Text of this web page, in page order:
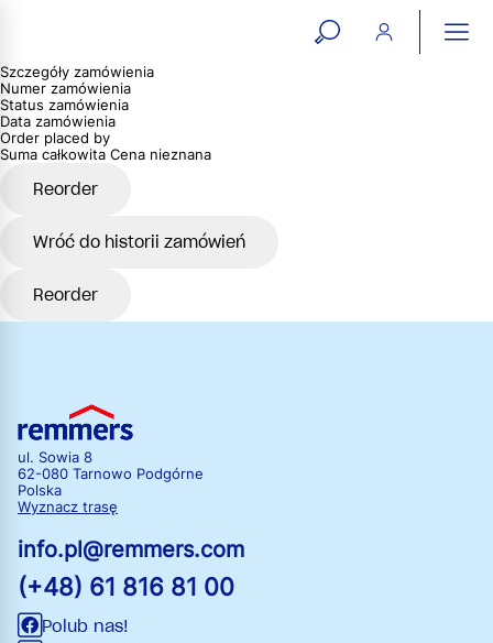
open
Szczegóły zamówienia
Numer zamówienia
Status zamówienia
Data zamówienia
Order placed by
Suma całkowita Cena nieznana
Reorder
Wróć do historii zamówień
Reorder
ul. Sowia 8
62-080 Tarnowo Podgórne
Polska
Wyznacz trasę
info.pl@remmers.com
(+48) 61 816 81 00
Polub nas!